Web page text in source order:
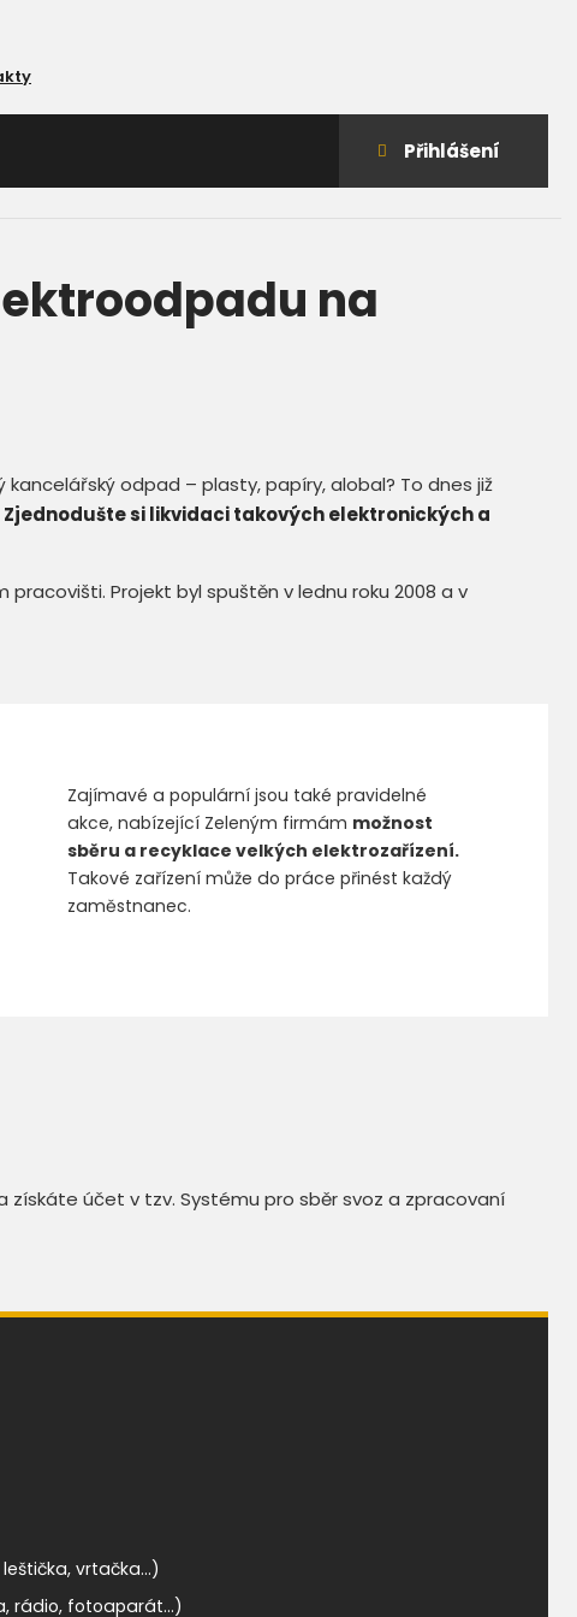
Přihlášení
na
odpad – plasty, papíry, alobal? To dnes již
Zjednodušte si likvidaci takových elektronických a
Projekt byl spuštěn v lednu roku 2008 a v
Zajímavé a populární jsou také pravidelné
akce, nabízející Zeleným firmám možnost
sběru a recyklace velkých elektrozařízení.
Takové zařízení může do práce přinést každý
zaměstnanec.
účet v tzv. Systému pro sběr svoz a zpracovaní
vrtačka...)
rádio, fotoaparát...)